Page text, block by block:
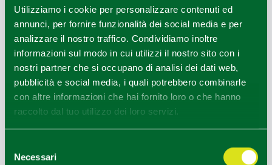
Utilizziamo i cookie per personalizzare contenuti ed
annunci, per fornire funzionalità dei social media e per
analizzare il nostro traffico. Condividiamo inoltre
informazioni sul modo in cui utilizzi il nostro sito con i
nostri partner che si occupano di analisi dei dati web,
pubblicità e social media, i quali potrebbero combinarle
con altre informazioni che hai fornito loro o che hanno
raccolto dal tuo utilizzo dei loro servizi.
delNecessari
di S. Maria con significativi resti del suo passato romanico
ed ilParco Archeologico, che conserva ancorain situ
tracce di abitazioni risalenti al Neolitico.
Non lontano da Travo seguendo l’indicazione per
Bobbiano si risale la valle del torrente Dorbida lungo un
sentiero che conduce in direzione del
Monte Perduca
dove spicca incastonato su di una roccia serpentina
per l’occasione viene aperto al pubblico.